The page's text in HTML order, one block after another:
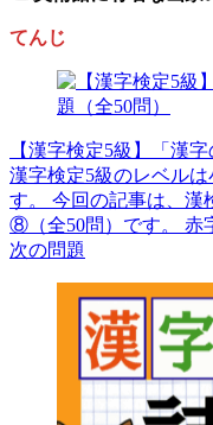
てんじ
【漢字検定5級】「漢
漢字検定5級のレベル
す。 今回の記事は、漢
⑧（全50問）です。 赤
次の問題